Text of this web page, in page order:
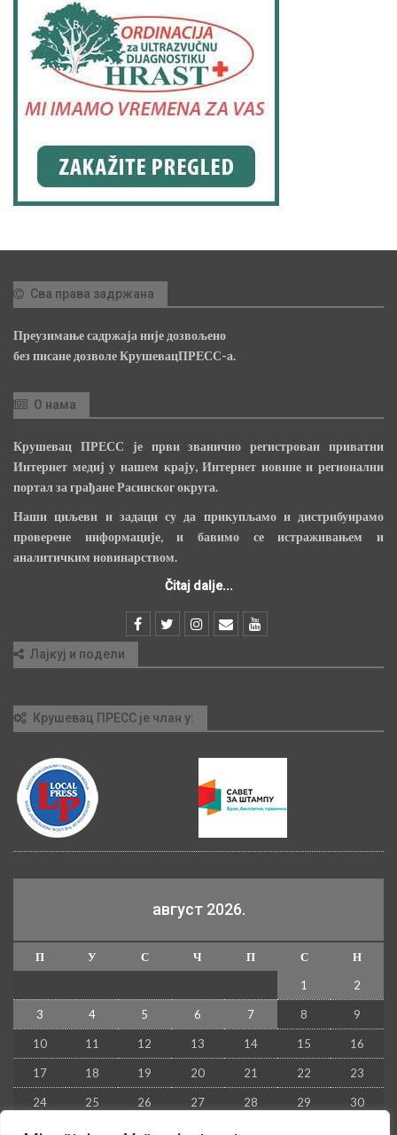
Сва права задржана
Преузимање садржаја није дозвољено
без писане дозволе КрушевацПРЕСС-а.
О нама
Крушевац ПРЕСС је први званично регистрован приватни
Интернет медиј у нашем крају, Интернет новине и регионални
портал за грађане Расинског округа.
Наши циљеви и задаци су да прикупљамо и дистрибуирамо
проверене информације, и бавимо се истраживањем и
аналитичким новинарством.
Čitaj dalje...
Лајкуј и подели
Крушевац ПРЕСС је члан у:
август 2026.
П У С Ч П С
Н
1
2
3 4 5 6 7 8 9
10 11 12 13 14 15 16
17 18 19 20 21 22 23
24 25 26 27 28 29 30
31